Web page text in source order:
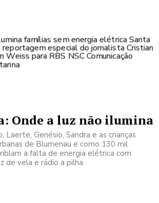
Onde a luz não ilumina
Laerte, Genésio, Sandra e as crianças
de Blumenau e como 130 mil
a falta de energia elétrica com
de vela e rádio a pilha